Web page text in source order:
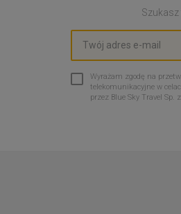
Szukasz
Wyrażam zgodę na
telekomunikacyjne w
przez Blue Sky Travel Sp.